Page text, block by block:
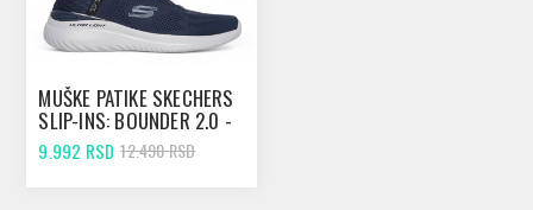
MUŠKE PATIKE SKECHERS
SLIP-INS: BOUNDER 2.0 -
EMERGED NAVY
9.992 RSD 12.490 RSD